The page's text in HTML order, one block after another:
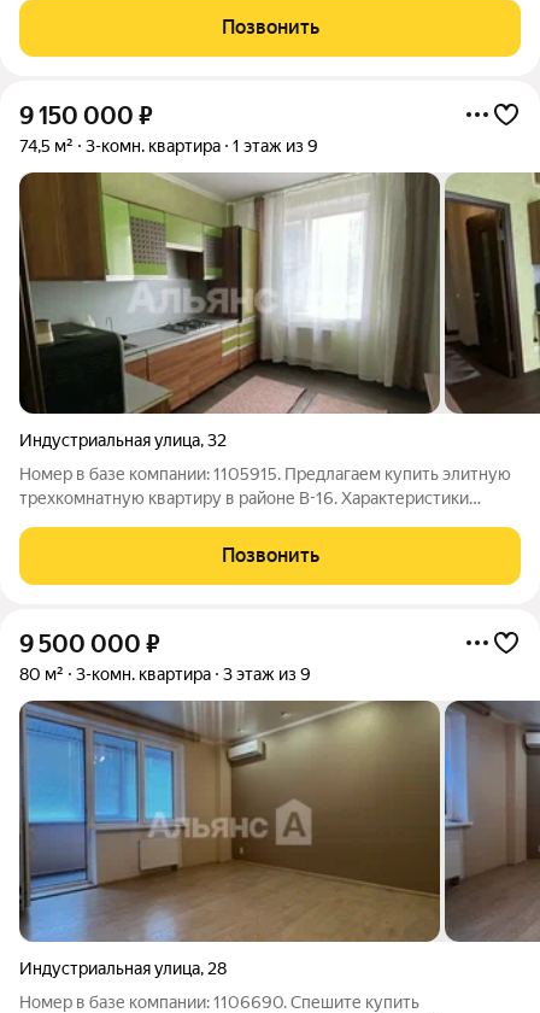
этаже 10 этажного панельного дома. Металлопластиковые
окна, балкон, напольное покрытие
Позвонить
9 150 000 ₽
74,5 м² 3-комн. квартира 1 этаж из 9
Индустриальная улица,32
Номер в базе компании: 1105915. Предлагаем купить элитную
трехкомнатную квартиру в районе В-16. Характеристики
этаже 9 этажного кирпичного дома. Особенностями
планирования квартиры являются
Позвонить
9 500 000 ₽
80 м² 3-комн. квартира 3 этаж из 9
Индустриальная улица, 28
Номер в базе компании: 1106690. Спешите купить